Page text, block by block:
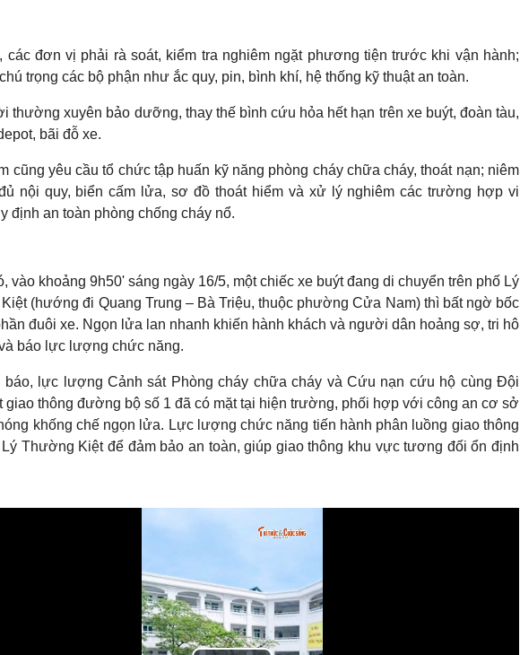
các đơn vị phải rà soát, kiểm tra nghiêm ngặt phương tiện trước khi vận hành;
trọng các bộ phận như ắc quy, pin, bình khí, hệ thống kỹ thuật an toàn.
thường xuyên bảo dưỡng, thay thế bình cứu hỏa hết hạn trên xe buýt, đoàn tàu,
bãi đỗ xe.
cũng yêu cầu tổ chức tập huấn kỹ năng phòng cháy chữa cháy, thoát nạn; niêm
nội quy, biển cấm lửa, sơ đồ thoát hiểm và xử lý nghiêm các trường hợp vi
định an toàn phòng chống cháy nổ.
vào khoảng 9h50' sáng ngày 16/5, một chiếc xe buýt đang di chuyển trên phố Lý
(hướng đi Quang Trung – Bà Triệu, thuộc phường Cửa Nam) thì bất ngờ bốc
đuôi xe. Ngọn lửa lan nhanh khiến hành khách và người dân hoảng sợ, tri hô
báo lực lượng chức năng.
báo, lực lượng Cảnh sát Phòng cháy chữa cháy và Cứu nạn cứu hộ cùng Đội
giao thông đường bộ số 1 đã có mặt tại hiện trường, phối hợp với công an cơ sở
khống chế ngọn lửa. Lực lượng chức năng tiến hành phân luồng giao thông
Thường Kiệt để đảm bảo an toàn, giúp giao thông khu vực tương đối ổn định